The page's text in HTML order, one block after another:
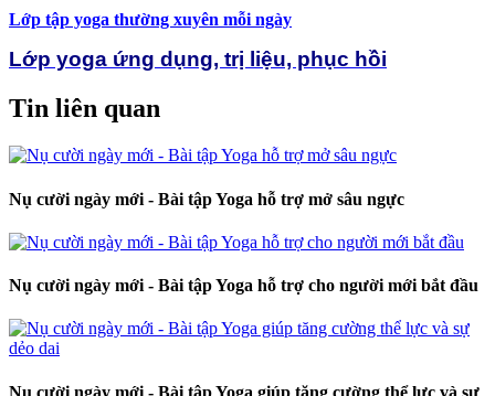
Lớp tập yoga thường xuyên mỗi ngày
Lớp yoga ứng dụng, trị liệu, phục hồi
Tin liên quan
Nụ cười ngày mới - Bài tập Yoga hỗ trợ mở sâu ngực
Nụ cười ngày mới - Bài tập Yoga hỗ trợ cho người mới bắt đầu
Nụ cười ngày mới - Bài tập Yoga giúp tăng cường thể lực và sự